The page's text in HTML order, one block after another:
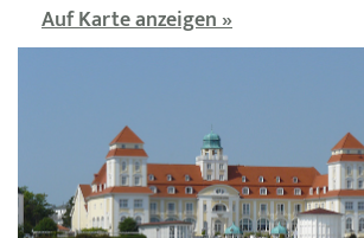
Auf Karte anzeigen »